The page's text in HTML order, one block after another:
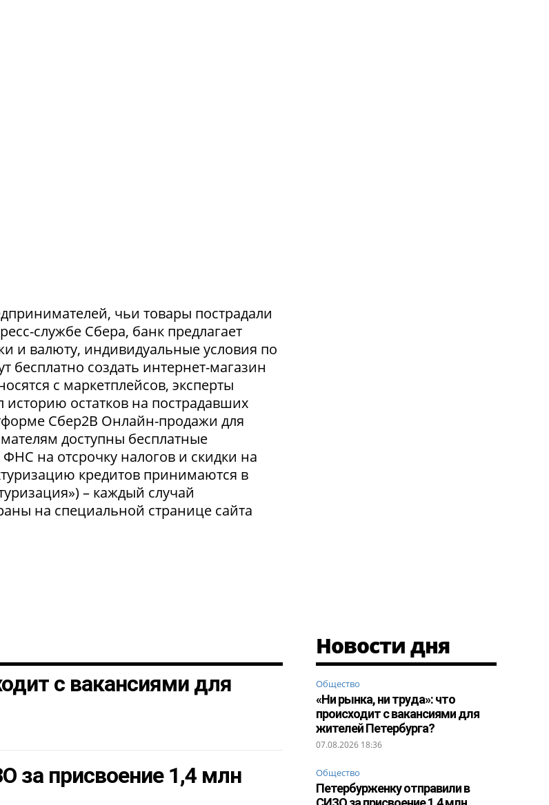
чьи товары пострадали
службе Сбера, банк предлагает
и валюту, индивидуальные условия по
бесплатно создать интернет-магазин
с маркетплейсов, эксперты
историю остатков на пострадавших
Сбер2В Онлайн-продажи для
доступны бесплатные
на отсрочку налогов и скидки на
кредитов принимаются в
– каждый случай
на специальной странице сайта
Новости дня
Общество
«Ни рынка, ни труда»: что
происходит с вакансиями для
жителей Петербурга?
07.08.2026 18:36
Общество
Петербурженку отправили в
с вакансиями для
за присвоение 1,4 млн